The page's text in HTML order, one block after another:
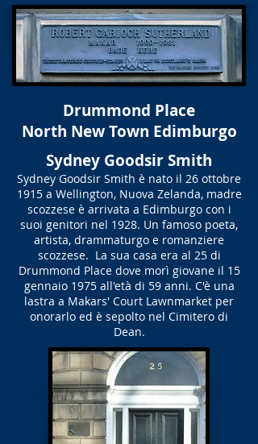
Drummond Place
North New Town Edimburgo
Sydney Goodsir Smith
Sydney Goodsir Smith è nato il 26 ottobre
1915 a Wellington, Nuova Zelanda, madre
scozzese è arrivata a Edimburgo con i
suoi genitori nel 1928. Un famoso poeta,
artista, drammaturgo e romanziere
scozzese. La sua casa era al 25 di
Drummond Place dove morì giovane il 15
gennaio 1975 all'età di 59 anni. C'è una
lastra a Makars' Court Lawnmarket per
onorarlo ed è sepolto nel Cimitero di
Dean.